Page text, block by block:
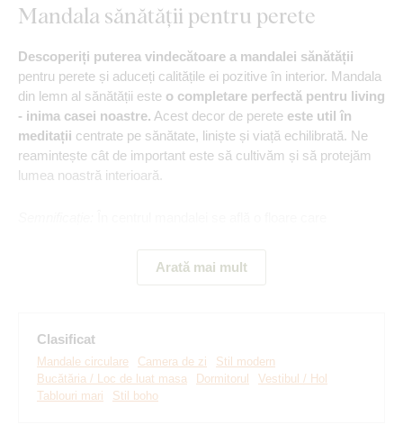
Mandala sănătății pentru perete
Descoperiți puterea vindecătoare a mandalei sănătății
pentru perete și aduceți calitățile ei pozitive în interior. Mandala
din lemn al sănătății este o completare perfectă pentru living
- inima casei noastre. Acest decor de perete este util în
meditații centrate pe sănătate, liniște și viață echilibrată. Ne
reamintește cât de important este să cultivăm și să protejăm
lumea noastră interioară.
frunze - numărul perfecțiunii, care indică sănătatea inimii ca
Principalele avantaje ale produsului:
Design modern și original
Arată mai mult
Clasificat
Mandale circulare Camera de zi
Stil modern
Bucătăria / Loc de luat masa
Dormitorul
Vestibul / Hol
Tablouri mari
Stil boho